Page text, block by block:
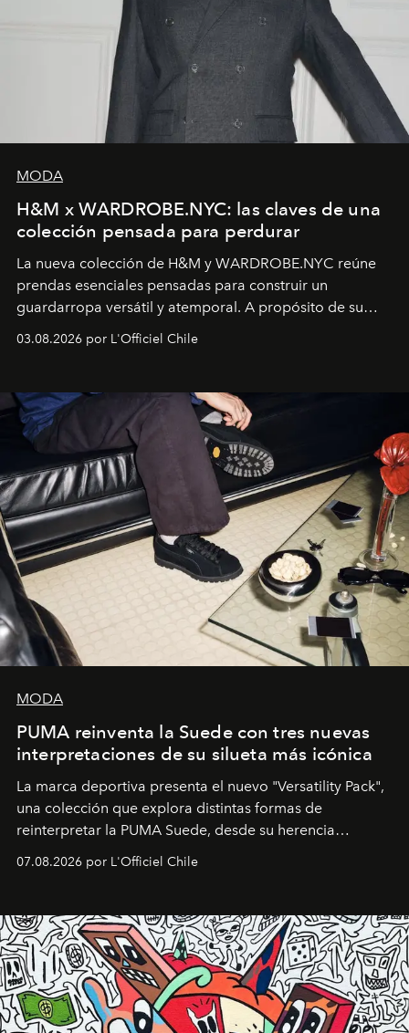
MODA
H&M x WARDROBE.NYC: las claves de una
colección pensada para perdurar
La nueva colección de H&M y WARDROBE.NYC reúne
prendas esenciales pensadas para construir un
guardarropa versátil y atemporal. A propósito de su
lanzamiento, los fundadores de la firma neoyorquina y
la asesora creativa y jefa de diseño global de la marca
y la filosofía detrás de la propuesta.
03.08.2026 por L'Officiel Chile
MODA
PUMA reinventa la Suede con tres nuevas
interpretaciones de su silueta más icónica
La marca deportiva presenta el nuevo "Versatility Pack",
una colección que explora distintas formas de
reinterpretar la PUMA Suede, desde su herencia
deportiva hasta una mirada moderna inspirada en el
diseño y el universo outdoor.
07.08.2026 por L'Officiel Chile